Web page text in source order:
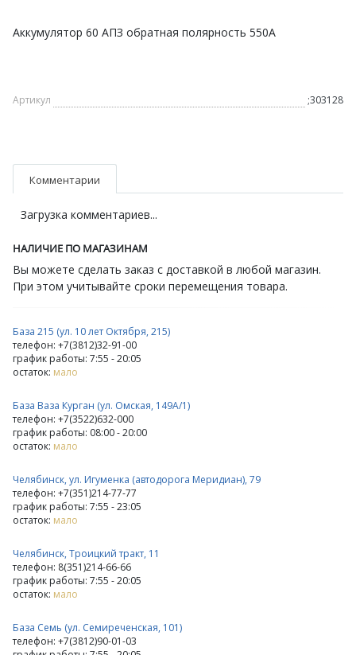
Аккумулятор 60 АПЗ обратная полярность 550А
Артикул ;303128
Комментарии
Загрузка комментариев...
НАЛИЧИЕ ПО МАГАЗИНАМ
Вы можете сделать заказ с доставкой в любой магазин.
При этом учитывайте сроки перемещения товара.
База 215 (ул. 10 лет Октября, 215)
телефон: +7(3812)32-91-00
график работы: 7:55 - 20:05
остаток: мало
База Ваза Курган (ул. Омская, 149А/1)
телефон: +7(3522)632-000
график работы: 08:00 - 20:00
остаток: мало
Челябинск, ул. Игуменка (автодорога Меридиан), 79
телефон: +7(351)214-77-77
график работы: 7:55 - 23:05
остаток: мало
Челябинск, Троицкий тракт, 11
телефон: 8(351)214-66-66
график работы: 7:55 - 20:05
остаток: мало
База Семь (ул. Семиреченская, 101)
телефон: +7(3812)90-01-03